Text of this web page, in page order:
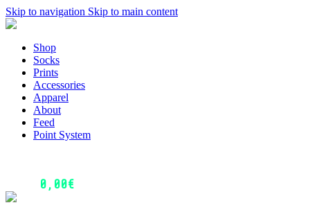
Skip to navigation Skip to main content
Shop
Socks
Prints
Accessories
Apparel
About
Feed
Point System
0,00€